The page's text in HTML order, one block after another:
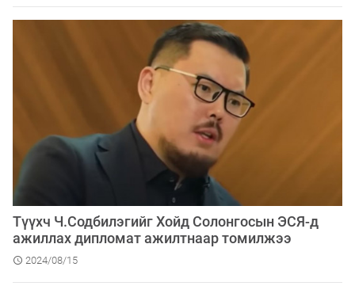
Түүхч Ч.Содбилэгийг Хойд Солонгосын ЭСЯ-д
ажиллах дипломат ажилтнаар томилжээ
2024/08/15